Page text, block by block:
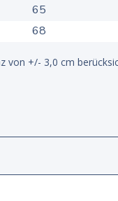
65
68
von +/- 3,0 cm